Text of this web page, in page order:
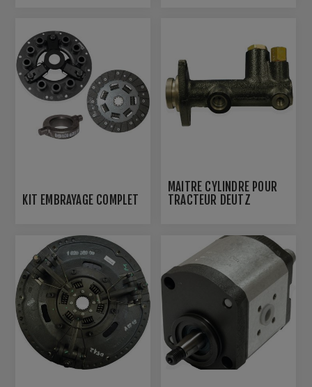
KIT EMBRAYAGE COMPLET
MAITRE CYLINDRE POUR
TRACTEUR DEUTZ